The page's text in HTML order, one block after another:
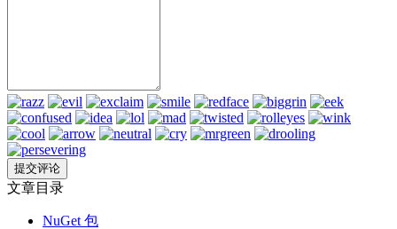
文章目录
NuGet 包